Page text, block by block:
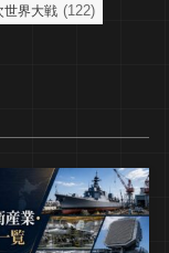
世界大戦 (122)